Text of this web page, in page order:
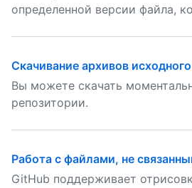
определенной версии файла,
Скачивание архивов
Вы можете скачать
репозитории.
Работа с файлами, не
GitHub поддерживает